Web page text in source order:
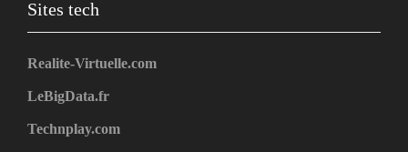
Sites tech
Realite-Virtuelle.com
LeBigData.fr
Technplay.com